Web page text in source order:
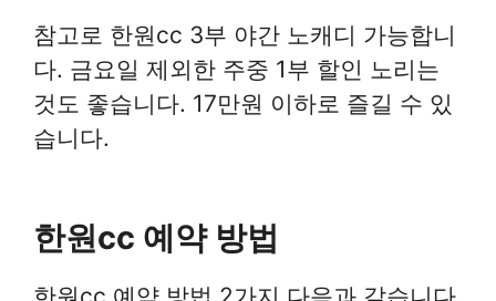
참고로 한원cc 3부 야간 노캐디 가능합니
다. 금요일 제외한 주중 1부 할인 노리는
것도 좋습니다. 17만원 이하로 즐길 수 있
습니다.
한원cc 예약 방법